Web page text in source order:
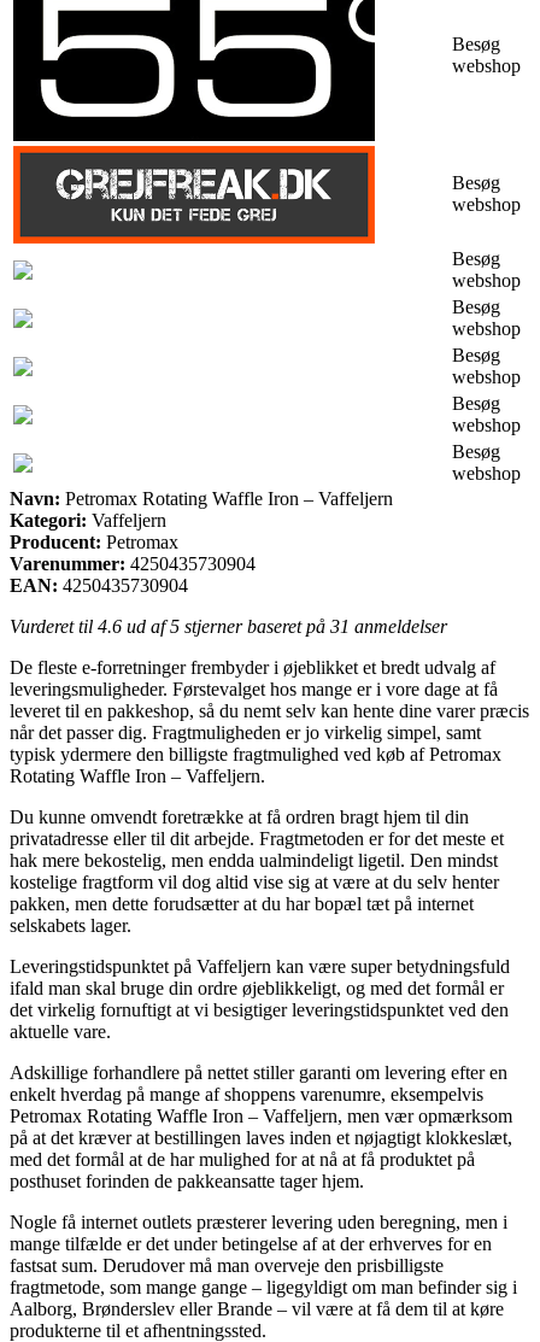
Besøg
webshop
Besøg
webshop
Besøg
webshop
Besøg
webshop
Besøg
webshop
Besøg
webshop
Besøg
webshop
Navn: Petromax Rotating Waffle Iron – Vaffeljern
Kategori: Vaffeljern
Producent: Petromax
Varenummer: 4250435730904
EAN: 4250435730904
Vurderet til 4.6 ud af 5 stjerner baseret på 31 anmeldelser
De fleste e-forretninger frembyder i øjeblikket et bredt udvalg af
leveringsmuligheder. Førstevalget hos mange er i vore dage at få
leveret til en pakkeshop, så du nemt selv kan hente dine varer præcis
når det passer dig. Fragtmuligheden er jo virkelig simpel, samt
typisk ydermere den billigste fragtmulighed ved køb af Petromax
Rotating Waffle Iron – Vaffeljern.
Du kunne omvendt foretrække at få ordren bragt hjem til din
privatadresse eller til dit arbejde. Fragtmetoden er for det meste et
hak mere bekostelig, men endda ualmindeligt ligetil. Den mindst
kostelige fragtform vil dog altid vise sig at være at du selv henter
pakken, men dette forudsætter at du har bopæl tæt på internet
selskabets lager.
Leveringstidspunktet på Vaffeljern kan være super betydningsfuld
ifald man skal bruge din ordre øjeblikkeligt, og med det formål er
det virkelig fornuftigt at vi besigtiger leveringstidspunktet ved den
aktuelle vare.
Adskillige forhandlere på nettet stiller garanti om levering efter en
enkelt hverdag på mange af shoppens varenumre, eksempelvis
Petromax Rotating Waffle Iron – Vaffeljern, men vær opmærksom
på at det kræver at bestillingen laves inden et nøjagtigt klokkeslæt,
med det formål at de har mulighed for at nå at få produktet på
posthuset forinden de pakkeansatte tager hjem.
Nogle få internet outlets præsterer levering uden beregning, men i
mange tilfælde er det under betingelse af at der erhverves for en
fastsat sum. Derudover må man overveje den prisbilligste
fragtmetode, som mange gange – ligegyldigt om man befinder sig i
Aalborg, Brønderslev eller Brande – vil være at få dem til at køre
produkterne til et afhentningssted.